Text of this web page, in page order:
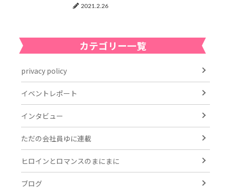
2021.2.26
カテゴリー一覧
privacy policy
イベントレポート
インタビュー
ただの会社員ゆに連載
ヒロインとロマンスのまにまに
ブログ